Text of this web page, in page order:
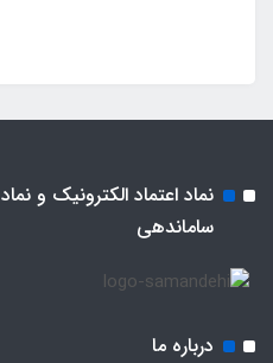
نماد اعتماد الکترونیک و نماد
ساماندهی
درباره ما